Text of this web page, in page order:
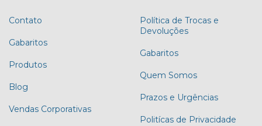
Contato
Gabaritos
Produtos
Blog
Vendas Corporativas
Política de Trocas e
Devoluções
Gabaritos
Quem Somos
Prazos e Urgências
Politícas de Privacidade